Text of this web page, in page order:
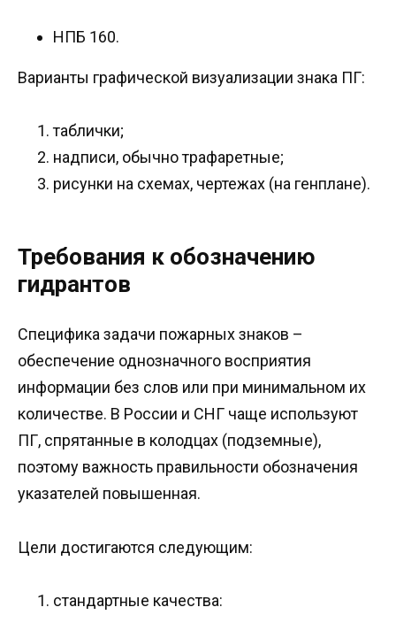
НПБ 160.
Варианты графической визуализации знака ПГ:
таблички;
надписи, обычно трафаретные;
рисунки на схемах, чертежах (на генплане).
Требования к обозначению
гидрантов
Специфика задачи пожарных знаков –
обеспечение однозначного восприятия
информации без слов или при минимальном их
количестве. В России и СНГ чаще используют
ПГ, спрятанные в колодцах (подземные),
поэтому важность правильности обозначения
указателей повышенная.
Цели достигаются следующим:
стандартные качества: